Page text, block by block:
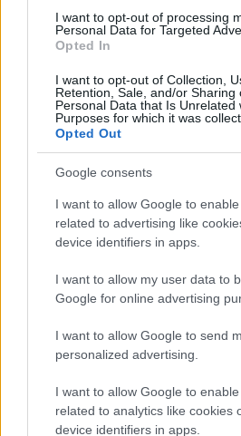
I want to opt-out of processing
Personal Data for Targeted
Opted In
I want to opt-out of Collection,
Retention, Sale, and/or Sharing
Personal Data that Is Unrelated
Purposes for which it was
Opted Out
Google consents
I want to allow Google to
related to advertising like
device identifiers in apps.
I want to allow my user data to
Google for online advertising
I want to allow Google to send
personalized advertising.
I want to allow Google to
related to analytics like cookies
device identifiers in apps.
esett választani, mindenki
Jön-megy a divat:
muffin (glutén- és
xillites)
•2014. június 08.
Volt idő, amikor kifejezetten
muffint sütni. Ez akkoriban
süteményt élére kell vágni, és
mérnöki precizitást az
Habzsoljuk az életet:
cupcake